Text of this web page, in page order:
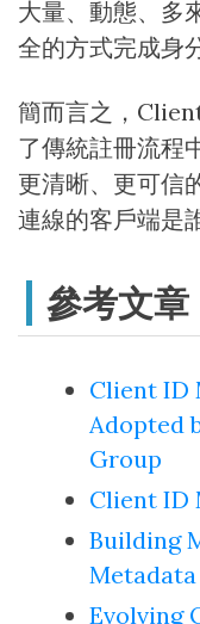
大量、動態、多
全的方式完成身
簡而言之，
了傳統註冊流程
更清晰、更可信
連線的客戶端是
參考文章
Client ID
Adopted
Group
Client ID
Building
Metadata
Evolving